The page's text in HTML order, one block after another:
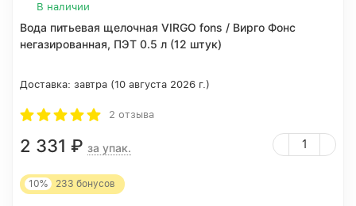
В наличии
Вода питьевая щелочная VIRGO fons / Вирго Фонс
негазированная, ПЭТ 0.5 л (12 штук)
Доставка: завтра (10 августа 2026 г.)
2 отзыва
2 331 ₽ за упак.
10% 233 бонусов